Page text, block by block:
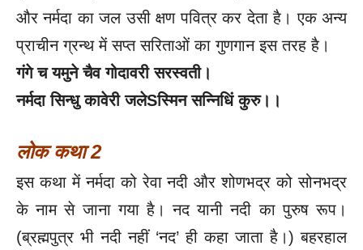
और नर्मदा का जल उसी क्षण पवित्र कर देता है। एक अन्य
प्राचीन ग्रन्थ में सप्त सरिताओं का गुणगान इस तरह है।
गंगे च यमुने चैव गोदावरी सरस्वती।
नर्मदा सिन्धु कावेरी जलेSस्मिन सन्निधिं कुरु।।
लोक कथा 2
इस कथा में नर्मदा को रेवा नदी और शोणभद्र को सोनभद्र
के नाम से जाना गया है। नद यानी नदी का पुरुष रूप।
(ब्रह्मपुत्र भी नदी नहीं ‘नद’ ही कहा जाता है।) बहरहाल